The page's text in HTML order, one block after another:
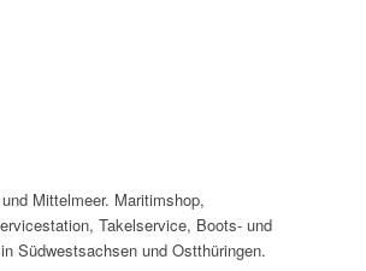
Mittelmeer. Maritimshop,
Takelservice, Boots- und
Südwestsachsen und Ostthüringen.